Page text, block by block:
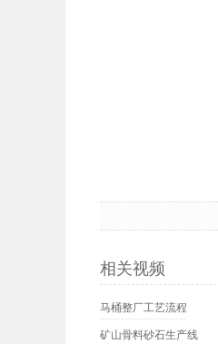
相关视频
马桶整厂工艺流程
矿山骨料砂石生产线